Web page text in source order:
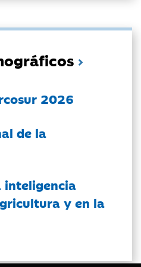
2026
de la
inteligencia
y en la